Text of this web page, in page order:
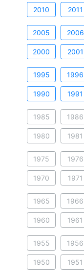
2010 2011
2005 2006
2000 2001
1995 1996
1990 1991
1985 1986
1980 1981
1975 1976
1970 1971
1965 1966
1960 1961
1955 1956
1950 1951